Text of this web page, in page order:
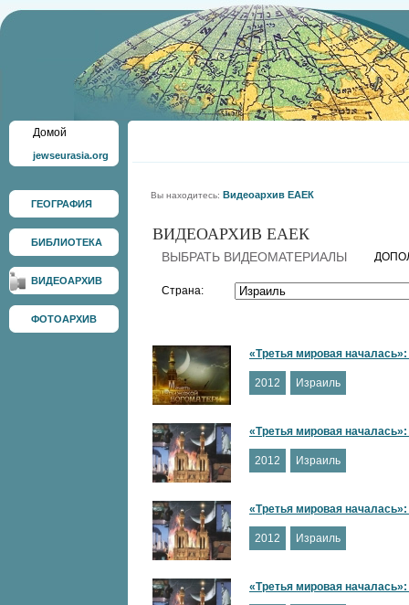
Домой
jewseurasia.org
ГЕОГРАФИЯ
БИБЛИОТЕКА
ВИДЕОАРХИВ
ФОТОАРХИВ
Вы находитесь: Видеоархив ЕАЕК
ВИДЕОАРХИВ ЕАЕК
ВЫБРАТЬ ВИДЕОМАТЕРИАЛЫ
Страна:
«Третья мировая
2012 Израиль
«Третья мировая
2012 Израиль
«Третья мировая
2012 Израиль
«Третья мировая